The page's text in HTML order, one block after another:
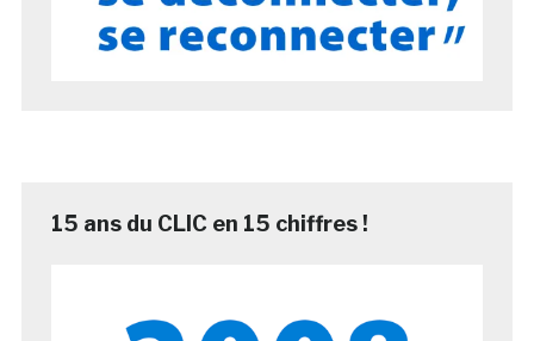
15 ans du CLIC en 15 chiffres !